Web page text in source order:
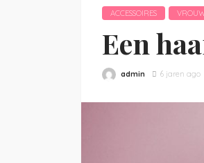
ACCESSOIRES
Een
admin 6 jaren ago